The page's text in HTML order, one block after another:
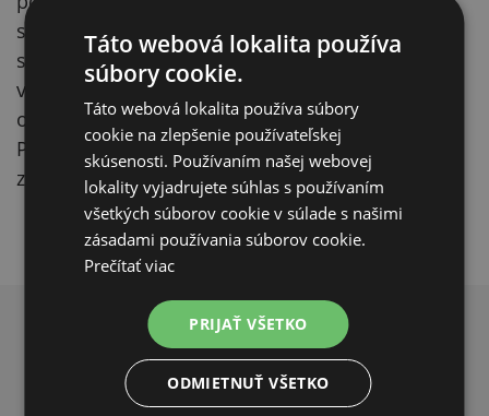
strihajte iba nezafarbenú, priehľadnú časť. Pri
svetlých pazúrikoch je prechod do živej tkane
viditeľnejší než pri tmavých, pri ktorých sa
odporúča strihať radšej po menších kúskoch.
Počas strihania psa nezabudnite chváliť a na
záver ho odmeňte maškrtou.
PREČO NAKUPOVAŤ U NÁS?
Táto webová lokalita používa
súbory cookie.
Táto webová lokalita používa súbory
cookie na zlepšenie používateľskej
skúsenosti. Používaním našej webovej
lokality vyjadrujete súhlas s používaním
všetkých súborov cookie v súlade s našimi
zásadami používania súborov cookie.
Prečítať viac
PRIJAŤ VŠETKO
ODMIETNUŤ VŠETKO